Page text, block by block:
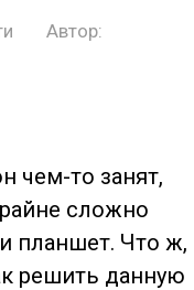
Автор:
чем-то занят,
сложно
планшет. Что ж,
решить данную